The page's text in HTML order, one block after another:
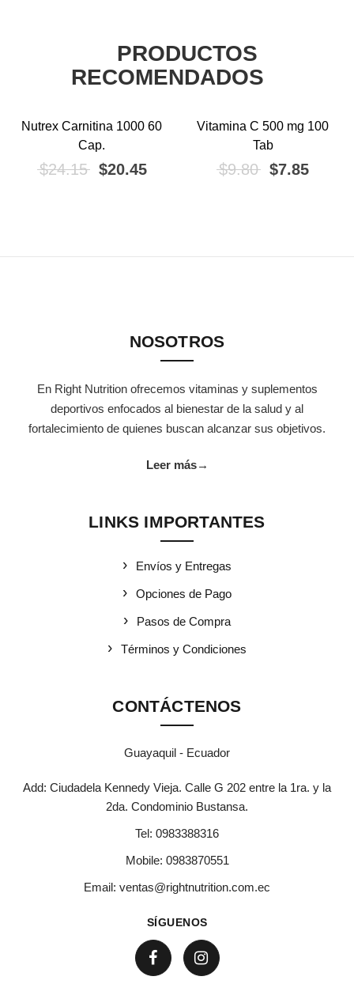
PRODUCTOS
RECOMENDADOS
era: $19.80.
actual es: $15.80.
Nutrex Carnitina 1000 60
Cap.
$24.15 El precio original era: $24.15.
$20.45El precio actual es: $20.45.
Vitamina C 500 mg 100
Tab
$9.80 El precio
$7.85El
NOSOTROS
En Right Nutrition ofrecemos vitaminas y suplementos
deportivos enfocados al bienestar de la salud y al
fortalecimiento de quienes buscan alcanzar sus objetivos.
Leer más→
LINKS IMPORTANTES
Envíos y Entregas
Opciones de Pago
Pasos de Compra
Términos y Condiciones
CONTÁCTENOS
Guayaquil - Ecuador
Add: Ciudadela Kennedy Vieja. Calle G 202 entre la 1ra. y la
2da. Condominio Bustansa.
Tel: 0983388316
Mobile: 0983870551
Email: ventas@rightnutrition.com.ec
SÍGUENOS